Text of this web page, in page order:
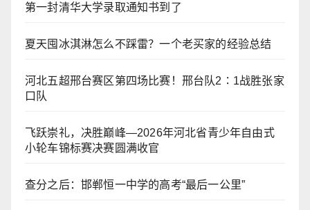
第一封清华大学录取通知书到了
夏天囤冰淇淋怎么不踩雷？一个老买家的经验总结
河北五超邢台赛区第四场比赛！邢台队2∶1战胜张家
口队
飞跃崇礼，决胜巅峰—2026年河北省青少年自由式
小轮车锦标赛决赛圆满收官
查分之后：邯郸恒一中学的高考“最后一公里”